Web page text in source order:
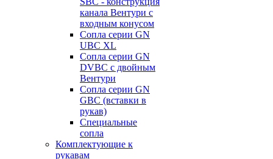
канала Вентури c
входным конусом
Сопла серии GN
UBC XL
Сопла серии GN
DVBC с двойным
Вентури
Сопла серии GN
GBC (вставки в
рукав)
Специальные
сопла
Комплектующие к
рукавам